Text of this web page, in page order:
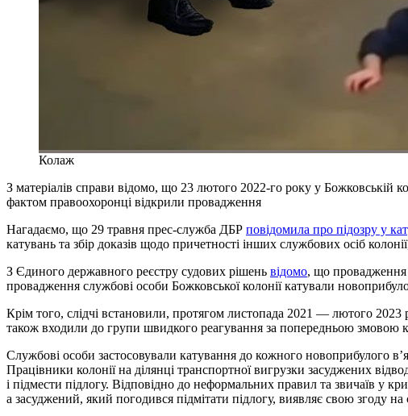
Колаж
З матеріалів справи відомо, що 23 лютого 2022-го року у Божковській
фактом правоохоронці відкрили провадження
Нагадаємо, що 29 травня прес-служба ДБР повідомила про підозру у
катувань та збір доказів щодо причетності інших службових осіб
З Єдиного державного реєстру судових рішень відомо, що провадження
провадження службові особи Божковської колонії катували
Крім того, слідчі встановили, протягом листопада 2021 — лютого 2023
також входили до групи швидкого реагування за попередньою змовою
Службові особи застосовували катування до кожного новоприбулого
Працівники колонії на ділянці транспортної вигрузки засуджених
і підмести підлогу. Відповідно до неформальних правил та звичаїв у
а засуджений, який погодився підмітати підлогу, виявляє свою згоду на